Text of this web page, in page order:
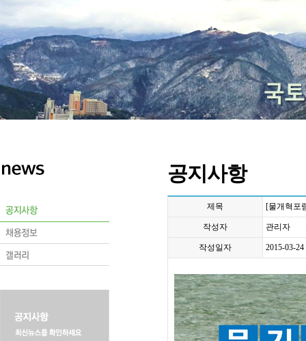
공지사항
제목 [물개혁포
작성자 관리자
작성일자 2015-03-24